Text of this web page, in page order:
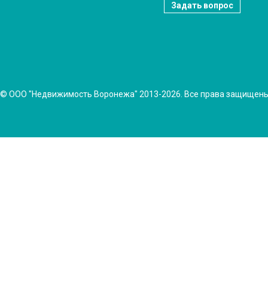
Задать вопрос
© ООО "Недвижимость Воронежа" 2013-2026. Все права